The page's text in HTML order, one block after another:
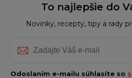
To najlepšie do
Novinky, recepty, tipy a rady
Odoslaním e-mailu súhlasíte so